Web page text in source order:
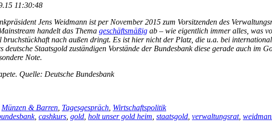
11:30:48
Jens Weidmann ist per November 2015 zum Vorsitzenden des
handelt das Thema geschäftsmäßig ab – wie eigentlich immeralles , was
bruchstückhaft nach außen dringt. Es ist hier nicht der Platz, die u.a. bei
deutsche Staatsgold zuständigen Vorstände der Bundesbank diese gerade auch im
Note.
Quelle: Deutsche Bundesbank
Münzen & Barren Tagesgespräch Wirtschaftspolitik
, cashkurs gold holt unser gold heim staatsgold verwaltungsrat,